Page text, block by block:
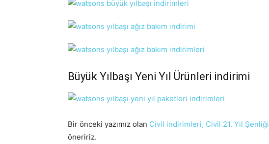
Büyük Yılbaşı Yeni Yıl Ürünleri indirimi
Bir önceki yazımız olan Civil indirimleri, Civil 21. Yıl Şenliği
öneririz.